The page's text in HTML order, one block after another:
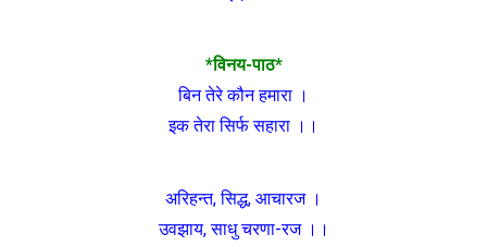
*विनय-पाठ*
बिन तेरे कौन हमारा ।
इक तेरा सिर्फ सहारा ।।
अरिहन्त, सिद्ध, आचारज ।
उवझाय, साधु चरणा-रज ।।